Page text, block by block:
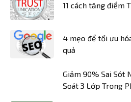
11 cách tăng điểm
4 mẹo để tối ưu
quả
Giảm 90% Sai Sót
Soát 3 Lớp Trong